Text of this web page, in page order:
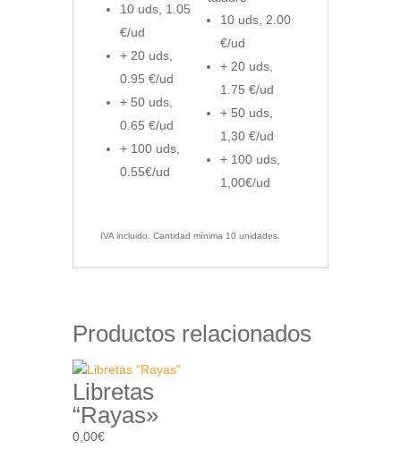
10 uds, 1.05
€/ud
+ 20 uds,
0.95 €/ud
+ 50 uds,
0.65 €/ud
+ 100 uds,
0.55€/ud
10 uds, 2.00
€/ud
+ 20 uds,
1.75 €/ud
+ 50 uds,
1,30 €/ud
+ 100 uds,
1,00€/ud
IVA incluido. Cantidad mínima 10 unidades.
Productos relacionados
Libretas
“Rayas»
0,00€